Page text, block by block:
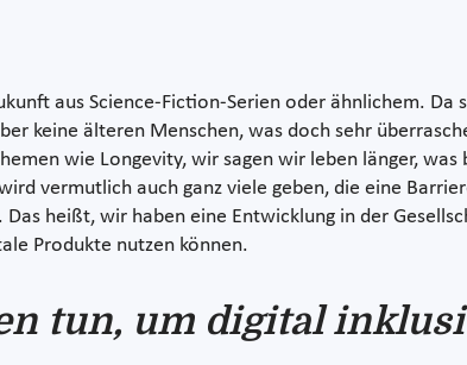
aus Science-Fiction-Serien oder ähnlichem. Da
keine älteren Menschen, was doch sehr
wie Longevity, wir sagen wir leben länger,
vermutlich auch ganz viele geben, die eine
heißt, wir haben eine Entwicklung in der
Produkte nutzen können.
tun, um digital